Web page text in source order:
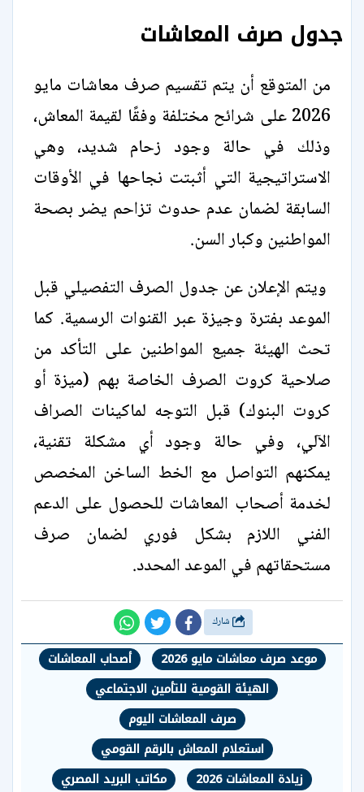
جدول صرف المعاشات
من المتوقع أن يتم تقسيم صرف معاشات مايو
2026 على شرائح مختلفة وفقًا لقيمة المعاش،
وذلك في حالة وجود زحام شديد، وهي
الاستراتيجية التي أثبتت نجاحها في الأوقات
السابقة لضمان عدم حدوث تزاحم يضر بصحة
المواطنين وكبار السن.
ويتم الإعلان عن جدول الصرف التفصيلي قبل
الموعد بفترة وجيزة عبر القنوات الرسمية. كما
تحث الهيئة جميع المواطنين على التأكد من
صلاحية كروت الصرف الخاصة بهم (ميزة أو
كروت البنوك) قبل التوجه لماكينات الصراف
الآلي، وفي حالة وجود أي مشكلة تقنية،
يمكنهم التواصل مع الخط الساخن المخصص
لخدمة أصحاب المعاشات للحصول على الدعم
الفني اللازم بشكل فوري لضمان صرف
مستحقاتهم في الموعد المحدد.
موعد صرف معاشات مايو 2026
أصحاب المعاشات
الهيئة القومية للتأمين الاجتماعي
صرف المعاشات اليوم
استعلام المعاش بالرقم القومي
زيادة المعاشات 2026
مكاتب البريد المصري